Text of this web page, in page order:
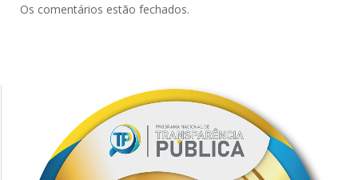
Os comentários estão fechados.